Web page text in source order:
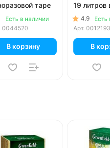
таре
Есть в наличии
0044520
В корзину
19 литров
4.9
Есть
Арт. 0012193
В